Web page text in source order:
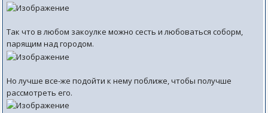
Так что в любом закоулке можно сесть и любоваться соборм,
парящим над городом.
Но лучше все-же подойти к нему поближе, чтобы получше
рассмотреть его.